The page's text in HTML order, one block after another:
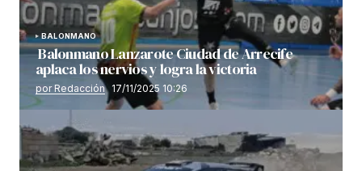
BALONMANO
Balonmano Lanzarote Ciudad de Arrecife
aplaca los nervios y logra la victoria
por Redacción 17/11/2025 10:26